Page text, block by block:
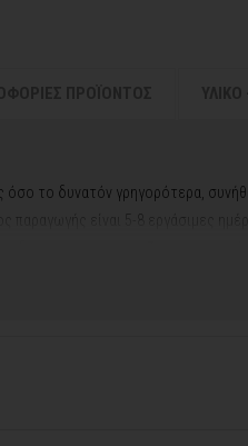
όσο το δυνατόν γρηγορότερα,
τη διάρκεια μεγάλων εορτών ή